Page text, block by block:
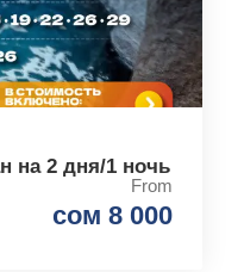
на 2 дня/1 ночь
From
сом 8 000